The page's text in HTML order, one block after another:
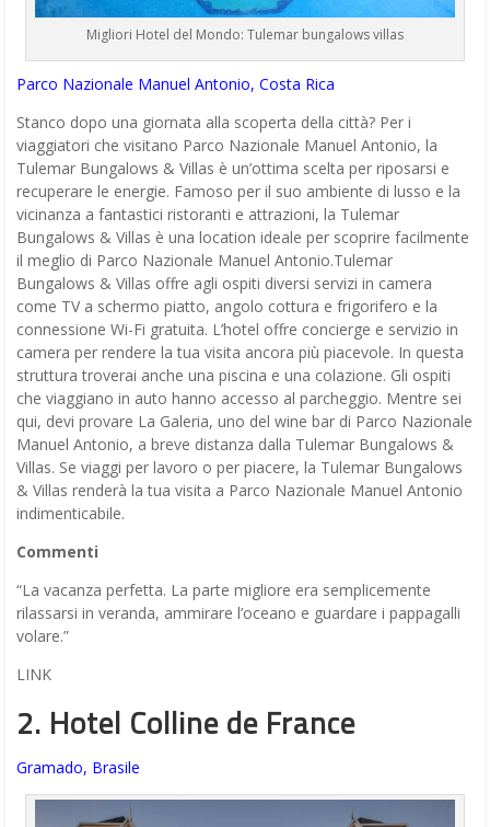
Migliori Hotel del Mondo: Tulemar bungalows villas
Parco Nazionale Manuel Antonio, Costa Rica
Stanco dopo una giornata alla scoperta della città? Per i
viaggiatori che visitano Parco Nazionale Manuel Antonio, la
Tulemar Bungalows & Villas è un’ottima scelta per riposarsi e
recuperare le energie. Famoso per il suo ambiente di lusso e la
vicinanza a fantastici ristoranti e attrazioni, la Tulemar
Bungalows & Villas è una location ideale per scoprire facilmente
il meglio di Parco Nazionale Manuel Antonio.Tulemar
Bungalows & Villas offre agli ospiti diversi servizi in camera
come TV a schermo piatto, angolo cottura e frigorifero e la
connessione Wi-Fi gratuita. L’hotel offre concierge e servizio in
camera per rendere la tua visita ancora più piacevole. In questa
struttura troverai anche una piscina e una colazione. Gli ospiti
che viaggiano in auto hanno accesso al parcheggio. Mentre sei
qui, devi provare La Galeria, uno del wine bar di Parco Nazionale
Manuel Antonio, a breve distanza dalla Tulemar Bungalows &
Villas. Se viaggi per lavoro o per piacere, la Tulemar Bungalows
& Villas renderà la tua visita a Parco Nazionale Manuel Antonio
indimenticabile.
Commenti
“La vacanza perfetta. La parte migliore era semplicemente
rilassarsi in veranda, ammirare l’oceano e guardare i pappagalli
volare.”
LINK
2. Hotel Colline de France
Gramado, Brasile